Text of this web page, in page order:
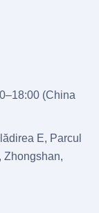
–18:00 (China
E, Parcul
Zhongshan,